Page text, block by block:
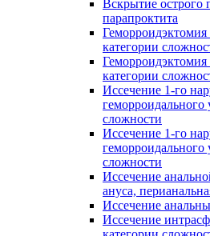
Вскрытие острого
парапроктита
категории
категории
Иссечение 1-го
геморроидального
сложности
Иссечение 1-го
геморроидального
сложности
Иссечение
ануса,
Иссечение
Иссечение